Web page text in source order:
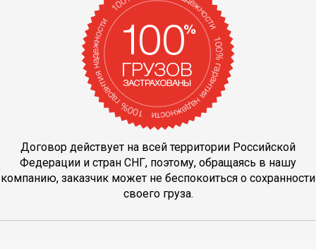
Договор действует на всей территории Российской
Федерации и стран СНГ, поэтому, обращаясь в нашу
компанию, заказчик может не беспокоиться о сохранности
своего груза.